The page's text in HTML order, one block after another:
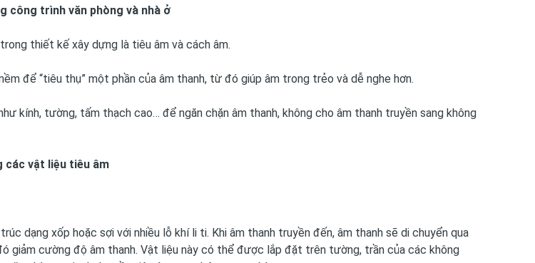
công trình văn phòng và nhà ở
thiết kế xây dựng là tiêu âm và cách âm.
để “tiêu thụ” một phần của âm thanh, từ đó giúp âm trong trẻo và dễ nghe hơn.
kính, tường, tấm thạch cao… để ngăn chặn âm thanh, không cho âm thanh truyền sang không
các vật liệu tiêu âm
dạng xốp hoặc sợi với nhiều lỗ khí li ti. Khi âm thanh truyền đến, âm thanh sẽ di chuyển qua
giảm cường độ âm thanh. Vật liệu này có thể được lắp đặt trên tường, trần của các không